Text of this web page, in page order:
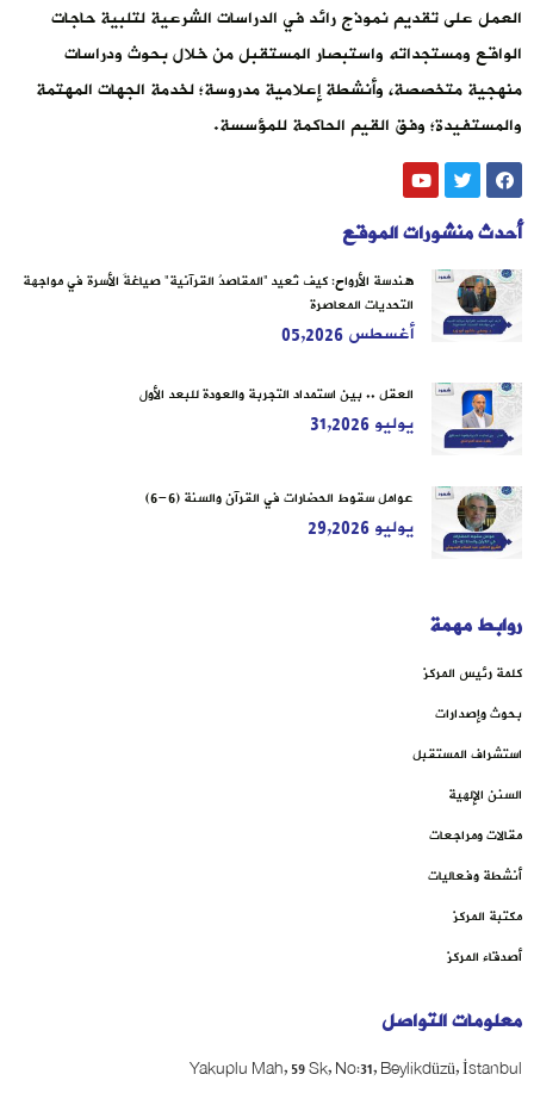
العمل على تقديم نموذج رائد في الدراسات الشرعية لتلبية حاجات
الواقع ومستجداته واستبصار المستقبل من خلال بحوث ودراسات
منهجية متخصصة، وأنشطة إعلامية مدروسة؛ لخدمة الجهات المهتمة
والمستفيدة؛ وفق القيم الحاكمة للمؤسسة.
أحدث منشورات الموقع
هندسة الأرواح: كيف تُعيد “المقاصدُ القرآنية” صياغةَ الأسرة في مواجهة
التحديات المعاصرة
أغسطس 05,2026
العقل .. بين استمداد التجربة والعودة للبعد الأول
يوليو 31,2026
عوامل سقوط الحضارات في القرآن والسنة (6-6)
يوليو 29,2026
روابط مهمة
كلمة رئيس المركز
بحوث وإصدارات
استشراف المستقبل
السنن الإلهية
مقالات ومراجعات
أنشطة وفعاليات
مكتبة المركز
أصدقاء المركز
معلومات التواصل
Yakuplu Mah, 59 Sk, No:31, Beylikdüzü, İstanbul